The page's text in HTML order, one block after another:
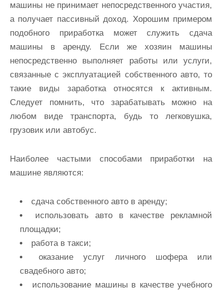
машины не принимает непосредственного участия,
а получает пассивный доход. Хорошим примером
подобного приработка может служить сдача
машины в аренду. Если же хозяин машины
непосредственно выполняет работы или услуги,
связанные с эксплуатацией собственного авто, то
такие виды заработка относятся к активным.
Следует помнить, что зарабатывать можно на
любом виде транспорта, будь то легковушка,
грузовик или автобус.
Наиболее частыми способами приработки на
машине являются:
сдача собственного авто в аренду;
использовать авто в качестве рекламной
площадки;
работа в такси;
оказание услуг личного шофера или
свадебного авто;
использование машины в качестве учебного